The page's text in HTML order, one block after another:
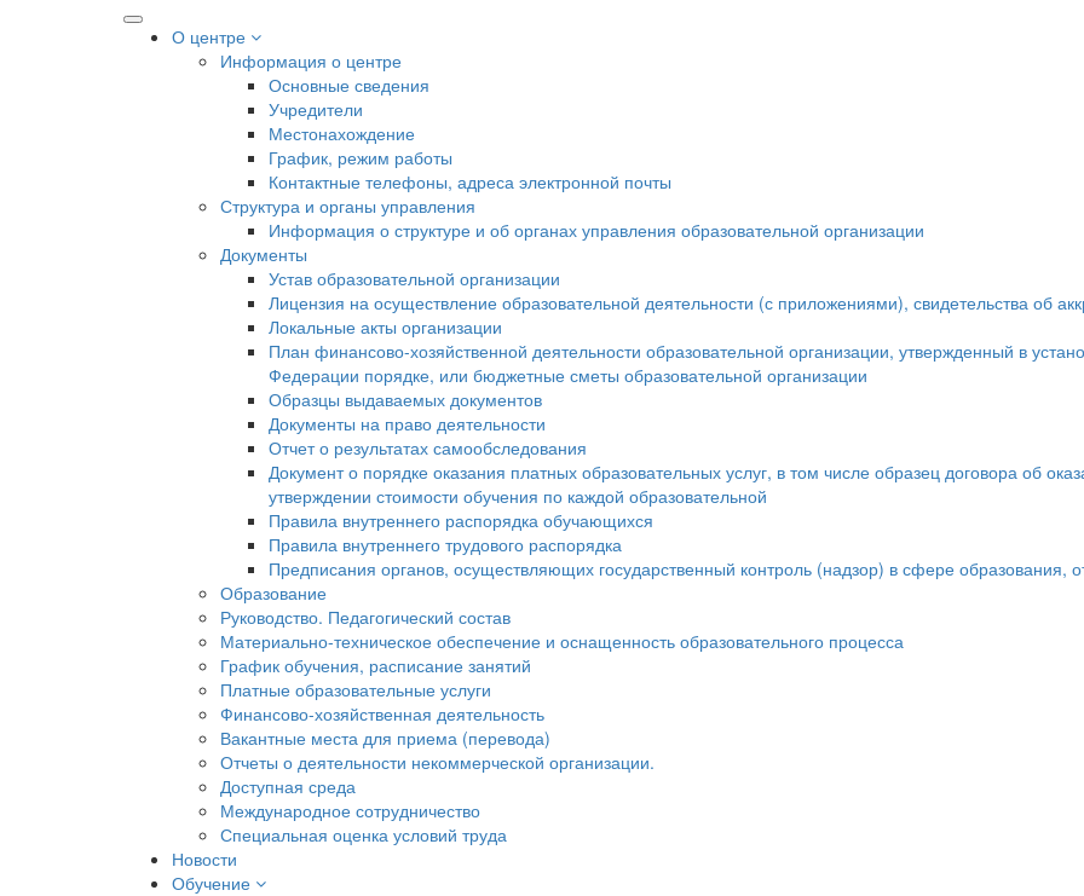
О центре
Информация о центре
Основные сведения
Учредители
Местонахождение
График, режим работы
Контактные телефоны, адреса электронной почты
Структура и органы управления
Информация о структуре и об органах управления образовательной организации
Документы
Устав образовательной организации
Лицензия на осуществление образовательной деятельности (с приложениями), свидетельства об
Локальные акты организации
План финансово-хозяйственной деятельности образовательной организации, утвержденный в
Федерации порядке, или бюджетные сметы образовательной организации
Образцы выдаваемых документов
Документы на право деятельности
Отчет о результатах самообследования
Документ о порядке оказания платных образовательных услуг, в том числе образец договора об
утверждении стоимости обучения по каждой образовательной
Правила внутреннего распорядка обучающихся
Правила внутреннего трудового распорядка
Предписания органов, осуществляющих государственный контроль (надзор) в сфере образования,
Образование
Руководство. Педагогический состав
Материально-техническое обеспечение и оснащенность образовательного процесса
График обучения, расписание занятий
Платные образовательные услуги
Финансово-хозяйственная деятельность
Вакантные места для приема (перевода)
Отчеты о деятельности некоммерческой организации.
Доступная среда
Международное сотрудничество
Специальная оценка условий труда
Новости
Обучение